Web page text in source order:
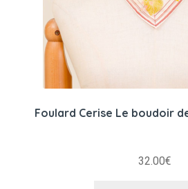
Foulard Cerise Le boudoir
32.00€